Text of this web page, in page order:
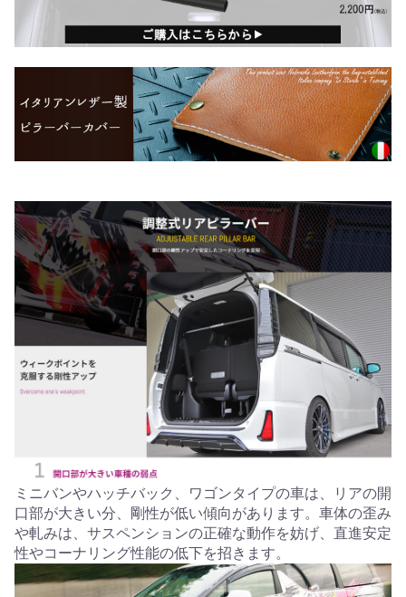
ミニバンやハッチバック、ワゴンタイプの車は、リアの開
口部が大きい分、剛性が低い傾向があります。車体の歪み
や軋みは、サスペンションの正確な動作を妨げ、直進安定
性やコーナリング性能の低下を招きます。